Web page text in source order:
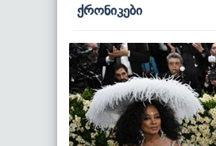
ქრონიკები